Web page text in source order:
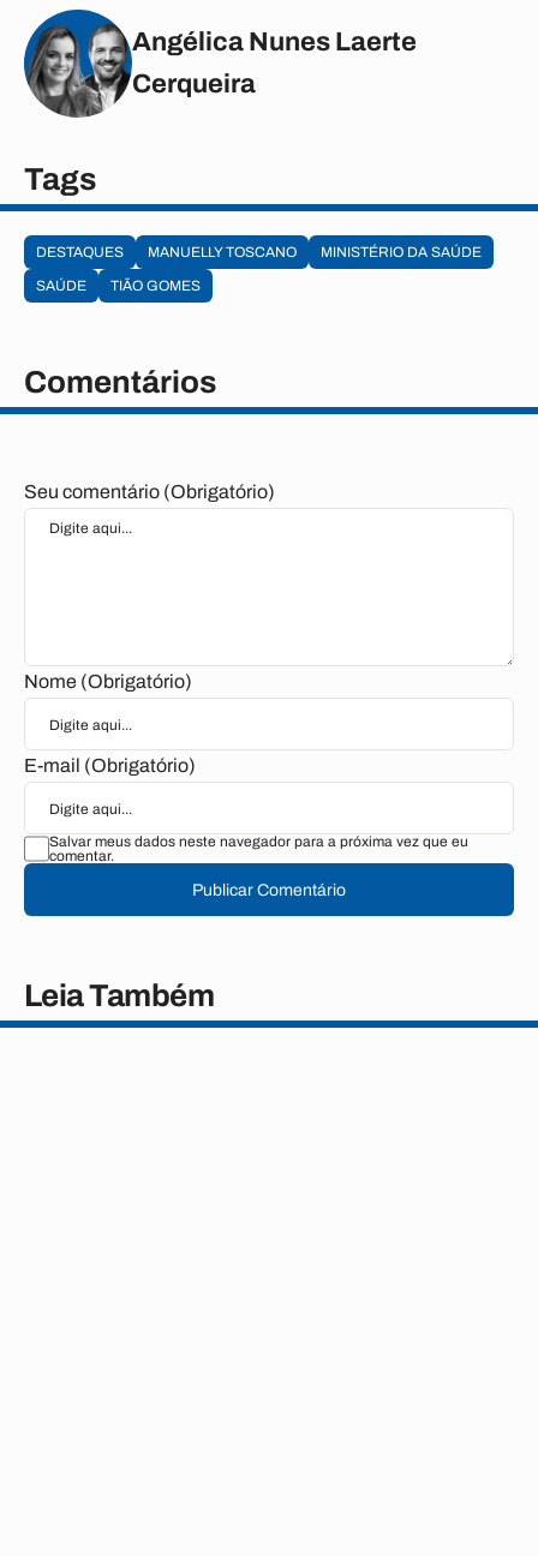
Angélica Nunes Laerte
Cerqueira
Tags
DESTAQUES MANUELLY TOSCANO
MINISTÉRIO DA SAÚDE
SAÚDE
TIÃO GOMES
Comentários
Seu comentário (Obrigatório)
Nome (Obrigatório)
E-mail (Obrigatório)
Salvar meus dados neste navegador para a próxima vez que eu
comentar.
Publicar Comentário
Leia Também